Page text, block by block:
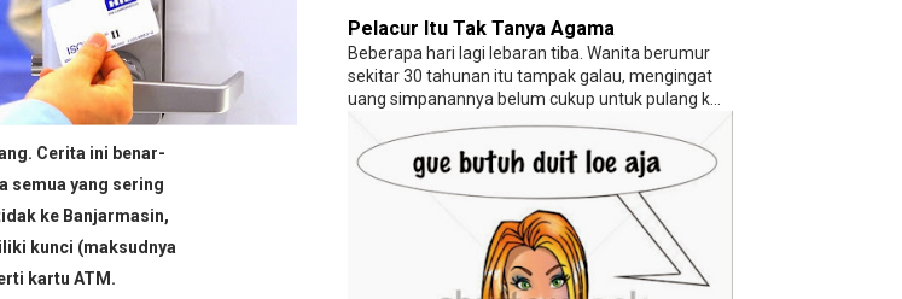
?
Cerita ini benar-
semua yang sering
ke Banjarmasin,
kunci (maksudnya
kartu ATM.
Pelacur Itu Tak Tanya Agama
Beberapa hari lagi lebaran tiba. Wanita berumur
sekitar 30 tahunan itu tampak galau, mengingat
uang simpanannya belum cukup untuk pulang k...